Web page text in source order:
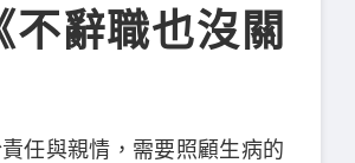
不辭職也沒關
任與親情，需要照顧生病的